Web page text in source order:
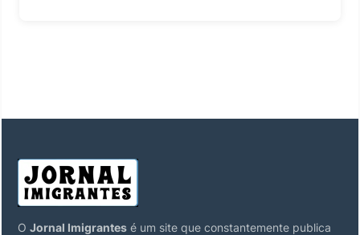
O Jornal Imigrantes é um site que constantemente publica